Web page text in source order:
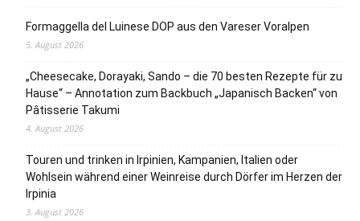
Formaggella del Luinese DOP aus den Vareser Voralpen
5. August 2026
„Cheesecake, Dorayaki, Sando – die 70 besten Rezepte für zu
Hause“ – Annotation zum Backbuch „Japanisch Backen“ von
Pâtisserie Takumi
4. August 2026
Touren und trinken in Irpinien, Kampanien, Italien oder
Wohlsein während einer Weinreise durch Dörfer im Herzen der
Irpinia
3. August 2026